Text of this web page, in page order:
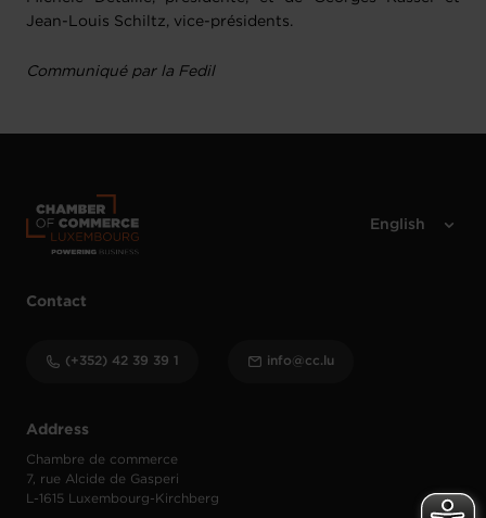
Jean-Louis Schiltz, vice-présidents.
Communiqué par la Fedil
Address
Chambre de commerce
7, rue Alcide de Gasperi
L-1615 Luxembourg-Kirchberg
Contact
(+352) 42 39 39 1 info@cc.lu